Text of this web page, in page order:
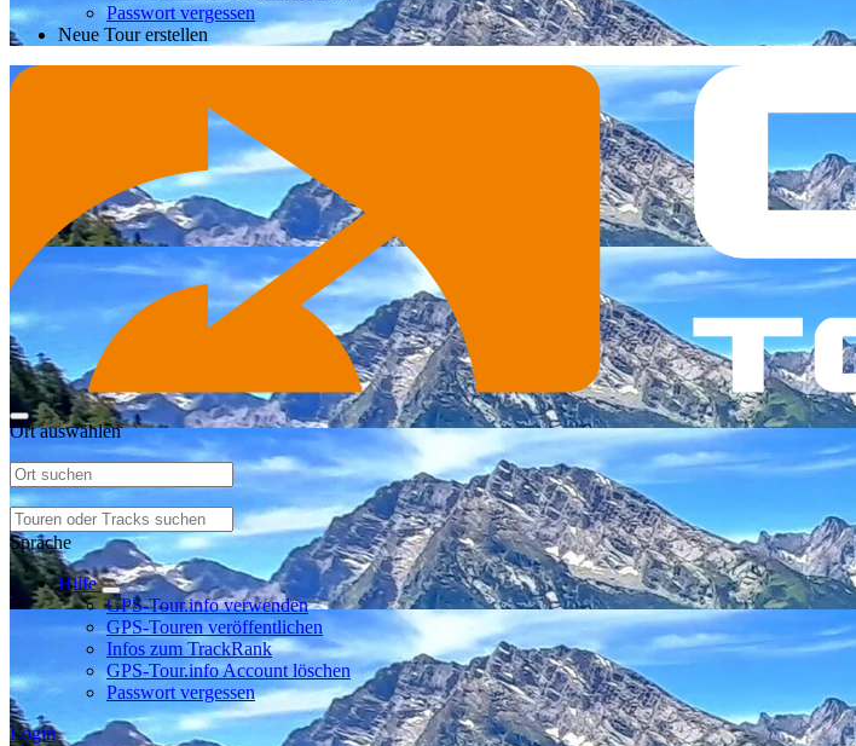
Passwort vergessen
Neue Tour erstellen
Ort auswählen
Sprache
Hilfe
GPS-Tour.info verwenden
GPS-Touren veröffentlichen
Infos zum TrackRank
GPS-Tour.info Account löschen
Passwort vergessen
Login